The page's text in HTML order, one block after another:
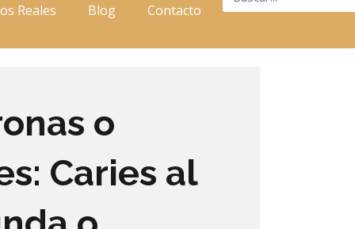
Reales Blog Contacto
o
Caries al